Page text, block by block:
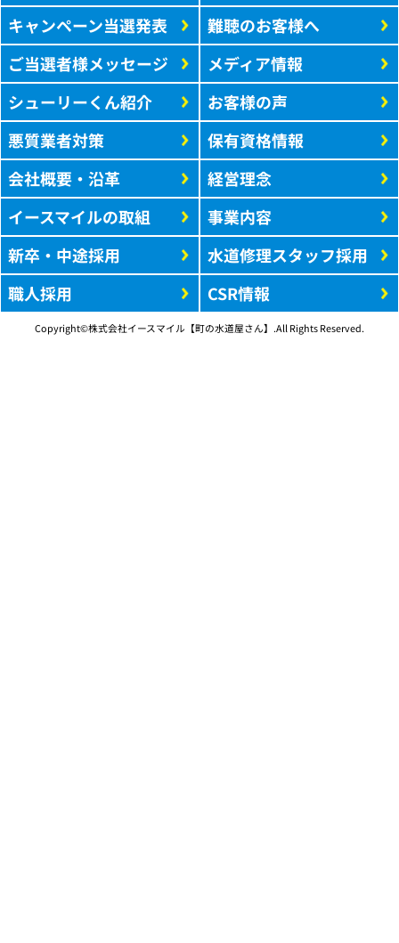
キャンペーン当選発表
ご当選者様メッセージ
シューリーくん紹介
悪質業者対策
会社概要・沿革
イースマイルの取組
新卒・中途採用
職人採用
難聴のお客様へ
メディア情報
お客様の声
保有資格情報
経営理念
事業内容
水道修理スタッフ採用
CSR情報
Copyright©株式会社イースマイル【町の水道屋さん】.All Rights Reserved.